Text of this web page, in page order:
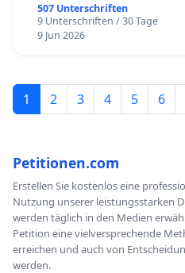
507 Unterschriften
9 Unterschriften / 30 Tage
9 Jun 2026
1 2 3 4 5 6
Petitionen.com
Erstellen Sie kostenlos eine
Nutzung unserer leistungsstarken
werden täglich in den Medien
Petition eine vielversprechende
erreichen und auch von
werden.